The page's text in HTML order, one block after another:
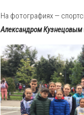
На фотографиях —
Александром Кузнецовым